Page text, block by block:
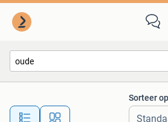
Alle afstanden…
Sorteer op